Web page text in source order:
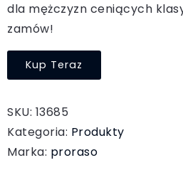
dla mężczyzn ceniących
zamów!
Kup Teraz
SKU: 13685
Kategoria: Produkty
Marka: proraso